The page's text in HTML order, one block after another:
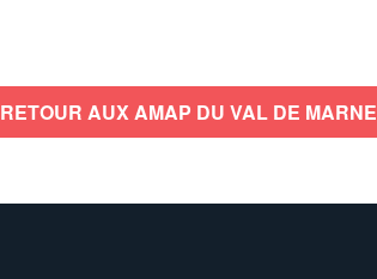
RETOUR AUX AMAP DU VAL DE MARNE